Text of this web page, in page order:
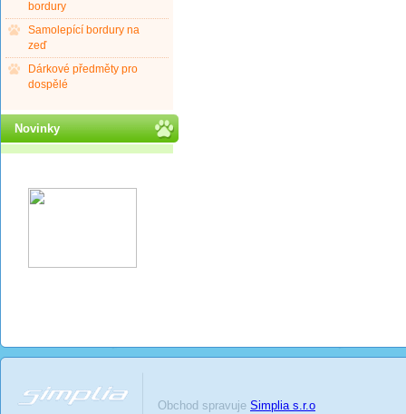
bordury
Samolepící bordury na
zeď
Dárkové předměty pro
dospělé
Novinky
Obchod spravuje Simplia s.r.o